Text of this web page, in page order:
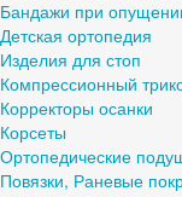
Бандажи при
Детская ортопедия
Изделия для стоп
Компрессионный
Корректоры осанки
Корсеты
Ортопедические
Повязки, Раневые